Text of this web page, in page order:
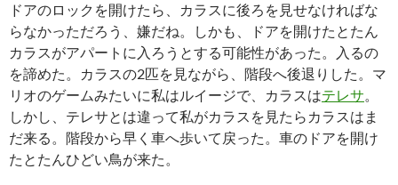
ドアのロックを開けたら、カラスに後ろを見せなければな
らなかっただろう、嫌だね。しかも、ドアを開けたとたん
カラスがアパートに入ろうとする可能性があった。入るの
を諦めた。カラスの2匹を見ながら、階段へ後退りした。マ
リオのゲームみたいに私はルイージで、カラスはテレサ。
しかし、テレサとは違って私がカラスを見たらカラスはま
だ来る。階段から早く車へ歩いて戻った。車のドアを開け
たとたんひどい鳥が来た。